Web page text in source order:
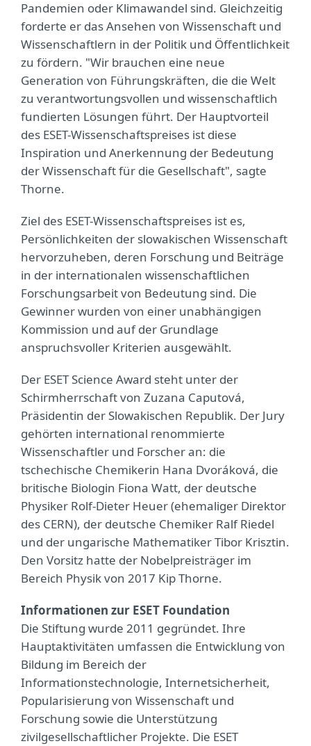
Pandemien oder Klimawandel sind. Gleichzeitig
forderte er das Ansehen von Wissenschaft und
Wissenschaftlern in der Politik und Öffentlichkeit
zu fördern. "Wir brauchen eine neue
Generation von Führungskräften, die die Welt
zu verantwortungsvollen und wissenschaftlich
fundierten Lösungen führt. Der Hauptvorteil
des ESET-Wissenschaftspreises ist diese
Inspiration und Anerkennung der Bedeutung
der Wissenschaft für die Gesellschaft", sagte
Thorne.
Ziel des ESET-Wissenschaftspreises ist es,
Persönlichkeiten der slowakischen Wissenschaft
hervorzuheben, deren Forschung und Beiträge
in der internationalen wissenschaftlichen
Forschungsarbeit von Bedeutung sind. Die
Gewinner wurden von einer unabhängigen
Kommission und auf der Grundlage
anspruchsvoller Kriterien ausgewählt.
Der ESET Science Award steht unter der
Schirmherrschaft von Zuzana Caputová,
Präsidentin der Slowakischen Republik. Der Jury
gehörten international renommierte
Wissenschaftler und Forscher an: die
tschechische Chemikerin Hana Dvoráková, die
britische Biologin Fiona Watt, der deutsche
Physiker Rolf-Dieter Heuer (ehemaliger Direktor
des CERN), der deutsche Chemiker Ralf Riedel
und der ungarische Mathematiker Tibor Krisztin.
Den Vorsitz hatte der Nobelpreisträger im
Bereich Physik von 2017 Kip Thorne.
Informationen zur ESET Foundation
Die Stiftung wurde 2011 gegründet. Ihre
Hauptaktivitäten umfassen die Entwicklung von
Bildung im Bereich der
Informationstechnologie, Internetsicherheit,
Popularisierung von Wissenschaft und
Forschung sowie die Unterstützung
zivilgesellschaftlicher Projekte. Die ESET